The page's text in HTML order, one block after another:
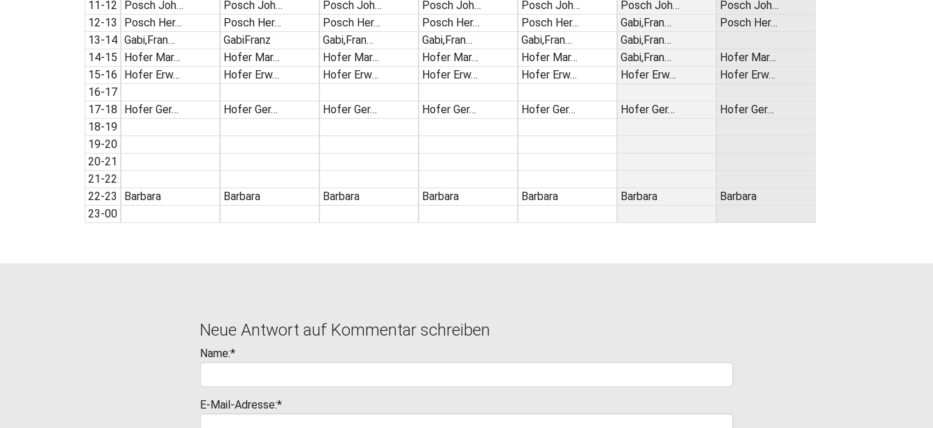
11-12
12-13
13-14
14-15
15-16
16-17
17-18
18-19
19-20
20-21
21-22
22-23
23-00
Posch Joh…
Posch Her…
Gabi,Fran…
Hofer Mar…
Hofer Erw…
Hofer Ger…
Barbara
Posch Joh…
Posch Her…
GabiFranz
Hofer Mar…
Hofer Erw…
Hofer Ger…
Barbara
Posch Joh…
Posch Her…
Gabi,Fran…
Hofer Mar…
Hofer Erw…
Hofer Ger…
Barbara
Posch Joh…
Posch Her…
Gabi,Fran…
Hofer Mar…
Hofer Erw…
Hofer Ger…
Barbara
Posch Joh…
Posch Her…
Gabi,Fran…
Hofer Mar…
Hofer Erw…
Hofer Ger…
Barbara
Posch Joh…
Gabi,Fran…
Gabi,Fran…
Gabi,Fran…
Hofer Erw…
Hofer Ger…
Barbara
Posch Joh…
Posch Her…
Hofer Mar…
Hofer Erw…
Hofer Ger…
Barbara
Neue Antwort auf Kommentar schreiben
Name:*
E-Mail-Adresse:*